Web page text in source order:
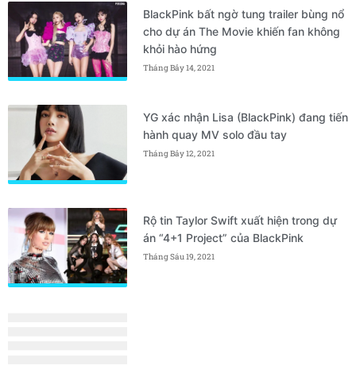
BlackPink bất ngờ tung trailer bùng nổ
cho dự án The Movie khiến fan không
khỏi hào hứng
Tháng Bảy 14, 2021
YG xác nhận Lisa (BlackPink) đang tiến
hành quay MV solo đầu tay
Tháng Bảy 12, 2021
Rộ tin Taylor Swift xuất hiện trong dự
án “4+1 Project” của BlackPink
Tháng Sáu 19, 2021